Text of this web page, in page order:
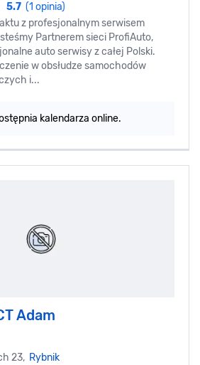
5.7 (1 opinia)
z profesjonalnym serwisem
Partnerem sieci ProfiAuto,
auto serwisy z całej Polski.
w obsłudze samochodów
i...
kalendarza online.
Adam
23, Rybnik